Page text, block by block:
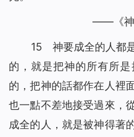
——《神
15 神要成全的人都
的，就是把神的所有所
的，把神的話都作在人裡
也一點不差地接受過來，
成全的人，就是被神得著